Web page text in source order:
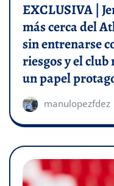
EXCLUSIVA |
más cerca del
sin entrenarse
riesgos y el
un papel
manulopezfdez